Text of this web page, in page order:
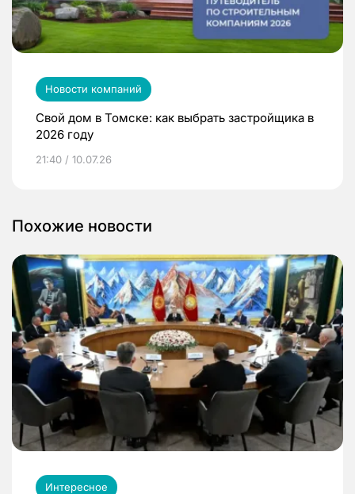
Новости компаний
Свой дом в Томске: как выбрать застройщика в
2026 году
21:40 / 10.07.26
Похожие новости
Интересное